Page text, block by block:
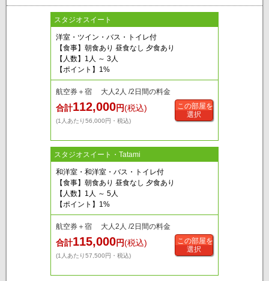
スタジオスイート
洋室・ツイン・バス・トイレ付
【食事】朝食あり 昼食なし 夕食あり
【人数】1人 ～ 3人
【ポイント】1%
航空券＋宿 大人2人 /2日間の料金
合計112,000円(税込)
(1人あたり56,000円・税込)
この部屋を
選択
スタジオスイート・Tatami
和洋室・和洋室・バス・トイレ付
【食事】朝食あり 昼食なし 夕食あり
【人数】1人 ～ 5人
【ポイント】1%
航空券＋宿 大人2人 /2日間の料金
合計115,000円(税込)
(1人あたり57,500円・税込)
この部屋を
選択